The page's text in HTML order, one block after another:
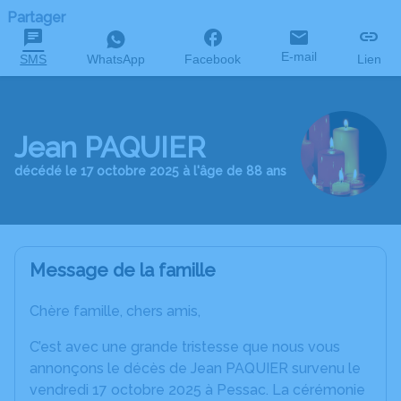
Partager
SMS WhatsApp Facebook E-mail Lien
Jean PAQUIER
décédé le 17 octobre 2025 à l'âge de 88 ans
Message de la famille
Chère famille, chers amis,
C’est avec une grande tristesse que nous vous
annonçons le décès de Jean PAQUIER survenu le
vendredi 17 octobre 2025 à Pessac. La cérémonie